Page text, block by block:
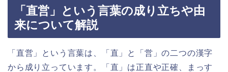
「直営」という言葉の成り立ちや由
来について解説
「直営」という言葉は、「直」と「営」の二つの漢字
から成り立っています。「直」は正直や正確、まっす